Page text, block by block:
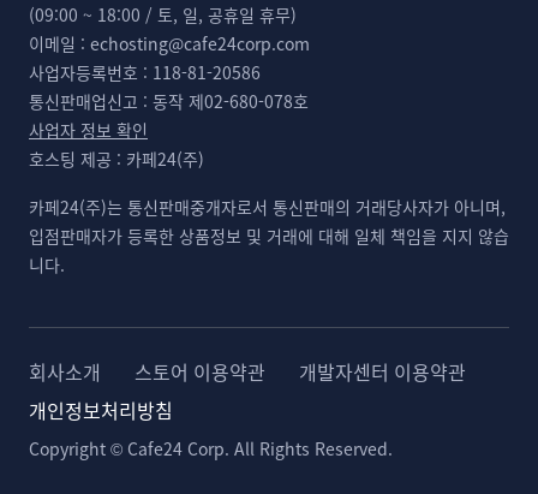
(09:00 ~ 18:00 / 토, 일, 공휴일 휴무)
이메일 : echosting@cafe24corp.com
사업자등록번호 : 118-81-20586
통신판매업신고 : 동작 제02-680-078호
사업자 정보 확인
호스팅 제공 : 카페24(주)
카페24(주)는 통신판매중개자로서 통신판매의 거래당사자가 아니며,
입점판매자가 등록한 상품정보 및 거래에 대해 일체 책임을 지지 않습
니다.
회사소개 스토어 이용약관
개발자센터 이용약관
개인정보처리방침
Copyright © Cafe24 Corp. All Rights Reserved.